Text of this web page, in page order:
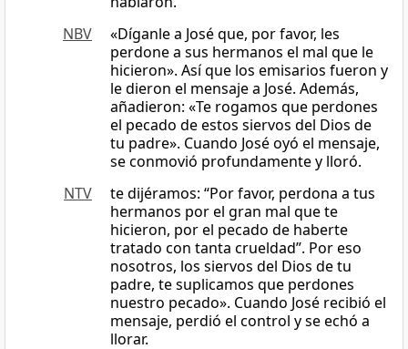
NBV
«Díganle a José que, por favor, les
perdone a sus hermanos el mal que le
hicieron». Así que los emisarios fueron y
le dieron el mensaje a José. Además,
añadieron: «Te rogamos que perdones
el pecado de estos siervos del Dios de
tu padre». Cuando José oyó el mensaje,
se conmovió profundamente y lloró.
NTV
te dijéramos: “Por favor, perdona a tus
hermanos por el gran mal que te
hicieron, por el pecado de haberte
tratado con tanta crueldad”. Por eso
nosotros, los siervos del Dios de tu
padre, te suplicamos que perdones
nuestro pecado». Cuando José recibió el
mensaje, perdió el control y se echó a
llorar.